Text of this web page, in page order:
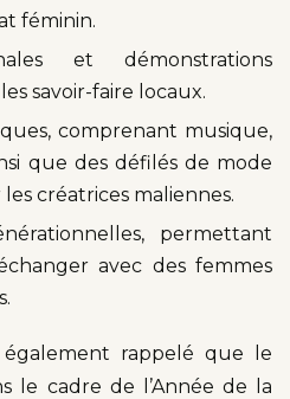
féminin.
et démonstrations
savoir-faire locaux.
comprenant musique,
que des défilés de mode
créatrices maliennes.
permettant
avec des femmes
rappelé que le
le cadre de l’Année de la